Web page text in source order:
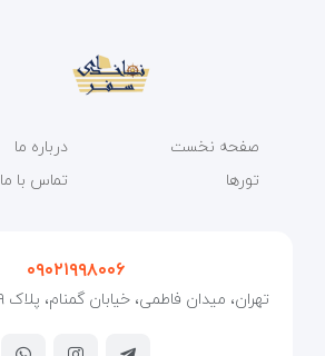
صفحه نخست
تورها
درباره ما
تماس با ما
۰۹۰۲۱۹۹۸۰۰۶
تهران، میدان فاطمی، خیابان گمنام، پلاک ۲۹